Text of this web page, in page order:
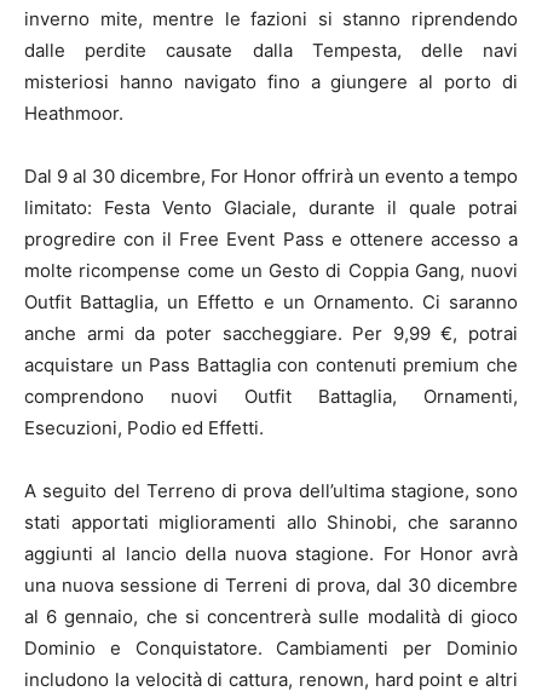
inverno mite, mentre le fazioni si stanno riprendendo
dalle perdite causate dalla Tempesta, delle navi
misteriosi hanno navigato fino a giungere al porto di
Heathmoor.
Dal 9 al 30 dicembre, For Honor offrirà un evento a tempo
limitato: Festa Vento Glaciale, durante il quale potrai
progredire con il Free Event Pass e ottenere accesso a
molte ricompense come un Gesto di Coppia Gang, nuovi
Outfit Battaglia, un Effetto e un Ornamento. Ci saranno
anche armi da poter saccheggiare. Per 9,99 €, potrai
acquistare un Pass Battaglia con contenuti premium che
comprendono nuovi Outfit Battaglia, Ornamenti,
Esecuzioni, Podio ed Effetti.
A seguito del Terreno di prova dell’ultima stagione, sono
stati apportati miglioramenti allo Shinobi, che saranno
aggiunti al lancio della nuova stagione. For Honor avrà
una nuova sessione di Terreni di prova, dal 30 dicembre
al 6 gennaio, che si concentrerà sulle modalità di gioco
Dominio e Conquistatore. Cambiamenti per Dominio
includono la velocità di cattura, renown, hard point e altri